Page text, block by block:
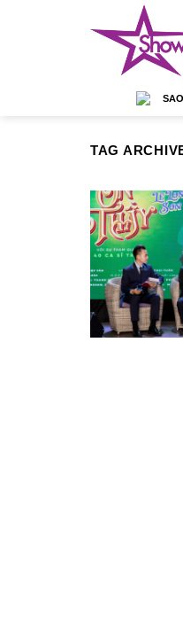
SAO
TAG